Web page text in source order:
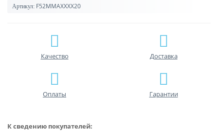
Артикул: F52MMAXXXX20
Качество Доставка
Оплаты Гарантии
К сведению покупателей: